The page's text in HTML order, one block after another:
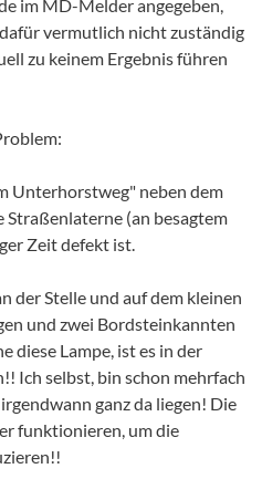
im MD-Melder angegeben,
vermutlich nicht zuständig
zu keinem Ergebnis führen
Unterhorstweg" neben dem
(an besagtem
Zeit defekt ist.
der Stelle und auf dem kleinen
und zwei Bordsteinkannten
diese Lampe, ist es in der
Ich selbst, bin schon mehrfach
ganz da liegen! Die
funktionieren, um die